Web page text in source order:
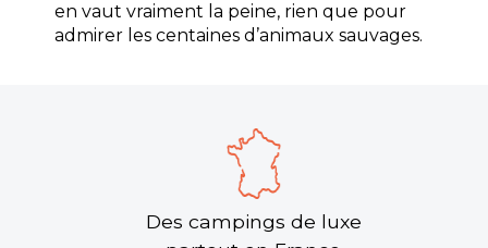
en vaut vraiment la peine, rien que pour
admirer les centaines d’animaux sauvages.
Des campings de luxe